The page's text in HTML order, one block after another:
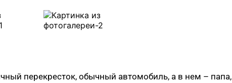
перекресток, обычный автомобиль, а в нем – папа,